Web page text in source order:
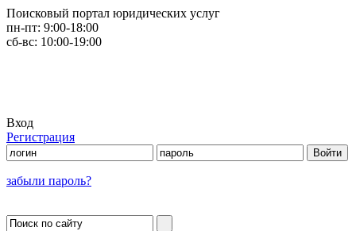
Поисковый портал юридических услуг
пн-пт: 9:00-18:00
сб-вс: 10:00-19:00
Вход
Регистрация
забыли пароль?